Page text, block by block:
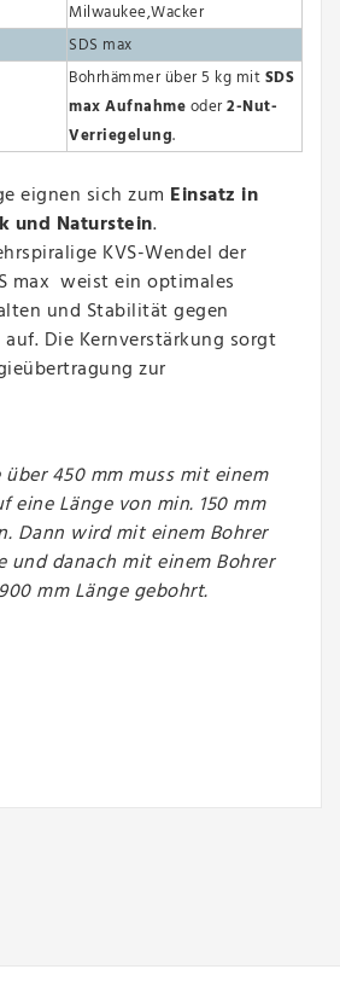
Milwaukee,Wacker
SDS max
Bohrhämmerüber 5 kg mitSDS
max Aufnahmeoder2-Nut-
Verriegelung.
eignen sich zum Einsatz in
und Naturstein.
KVS-Wendel der
max weist ein optimales
und Stabilität gegen
Die Kernverstärkung sorgt
zur
450 mm muss mit einem
eine Länge von min. 150 mm
Dann wird mit einem Bohrer
und danach mit einem Bohrer
mm Länge gebohrt.